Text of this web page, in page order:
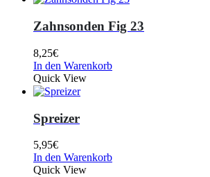
Zahnsonden Fig 23
8,25€
In den Warenkorb
Quick View
Spreizer
5,95€
In den Warenkorb
Quick View